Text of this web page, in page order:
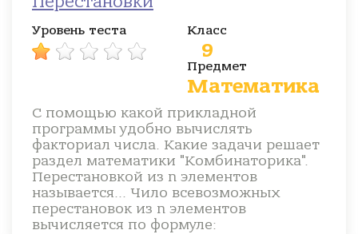
Уровень теста Класс
9
Предмет
Математика
С помощью какой прикладной
программы удобно вычислять
факториал числа. Какие задачи решает
раздел математики "Комбинаторика".
Перестановкой из n элементов
называется... Чило всевозможных
перестановок из n элементов
вычисляется по формуле: